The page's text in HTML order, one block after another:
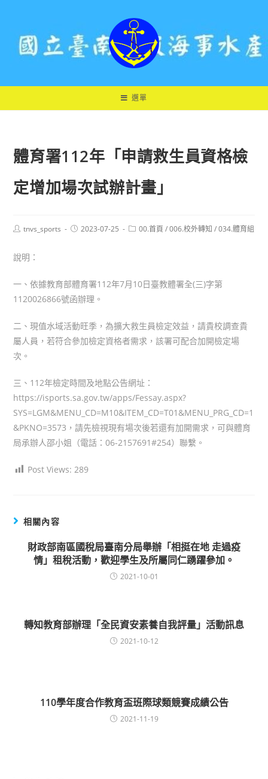
選單
體育署112年「申請救生員資格檢
定增加場次試辦計畫」
Posttnvs_sports
Post2023-07-25
Post00.首頁 / 006.校外轉知 / 034.體育組
說明：
一、依據教育部體育署112年7月10日臺教體署全(三)字第
1120026866號函辦理。
二、現值水域活動旺季，為擴大救生員檢定效益，請貴校調查貴
屬人員，若符合參加檢定資格者需求，該署可配合加開檢定場
次。
三、112年檢定時間及地點公告網址：
https://isports.sa.gov.tw/apps/Fessay.aspx?
SYS=LGM&MENU_CD=M10&ITEM_CD=T01&MENU_PRG_CD=1
&PKNO=3573，請先檢視現有場次後若還有加開需求，可與體育
局承辦人邵小姐（電話：06-2157691#254）聯繫。
Post Views: 289
相關內容
財政部南區國稅局臺南分局舉辦「相挺在地 走過疫
情」租稅活動，歡迎學生及所屬同仁踴躍參加。
2021-10-01
轉知教育部辦理「全民資安素養自我評量」活動訊息
2021-10-12
110學年度合作教育盃班際球類競賽成績公告
2021-11-19